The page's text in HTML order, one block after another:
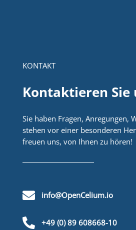
KONTAKT
Kontaktieren Sie
Sie haben Fragen, Anregungen,
stehen vor einer besonderen
freuen uns, von Ihnen zu hören!
 info@OpenCelium.io
 +49 (0) 89 608668-10